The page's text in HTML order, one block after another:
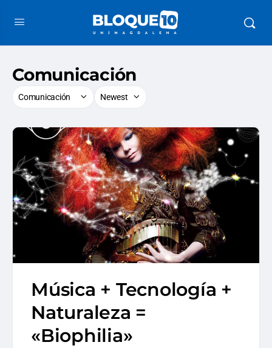
Comunicación
Música + Tecnología +
Naturaleza =
«Biophilia»